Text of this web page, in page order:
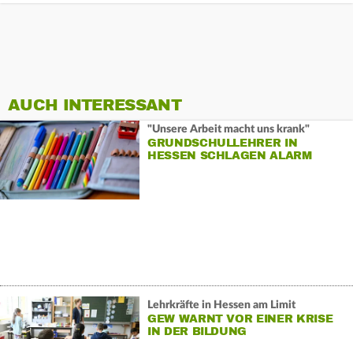
AUCH INTERESSANT
"Unsere Arbeit macht uns krank"
GRUNDSCHULLEHRER IN
HESSEN SCHLAGEN ALARM
Lehrkräfte in Hessen am Limit
GEW WARNT VOR EINER KRISE
IN DER BILDUNG